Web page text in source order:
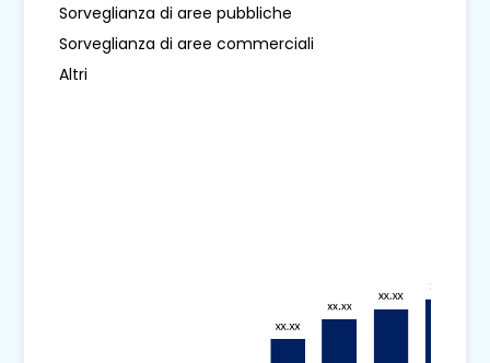
Sorveglianza di aree pubbliche
Sorveglianza di aree commerciali
Altri